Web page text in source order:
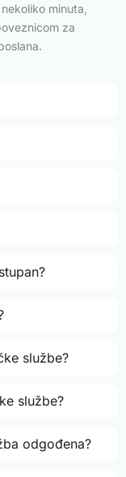
minuta,
za
službe?
službe?
odgođena?